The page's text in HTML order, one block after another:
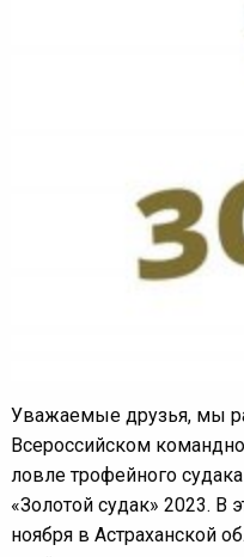
Уважаемые друзья, мы
Всероссийском
ловле трофейного
«Золотой судак» 2023. В
ноября в Астраханской